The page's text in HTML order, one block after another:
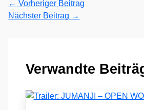
← Vorheriger Beitrag
Nächster Beitrag →
Verwandte